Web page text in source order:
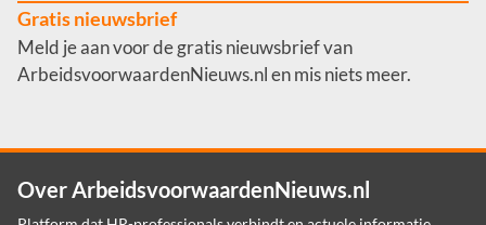
Werkgevers
Contact
Gratis nieuwsbrief
Meld je aan voor de gratis nieuwsbrief van
ArbeidsvoorwaardenNieuws.nl en mis niets meer.
Over ArbeidsvoorwaardenNieuws.nl